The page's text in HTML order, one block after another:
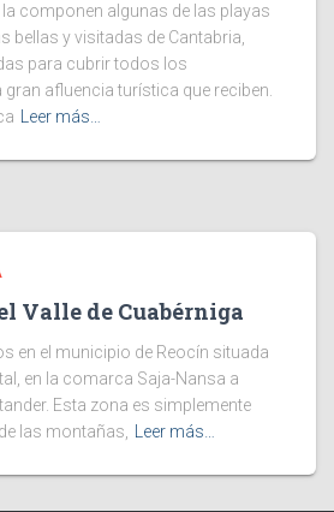
la componen algunas de las playas
bellas y visitadas de Cantabria,
para cubrir todos los
afluencia turística que reciben.
Leer más…
Valle de Cuabérniga
en el municipio de Reocín situada
en la comarca Saja-Nansa a
Esta zona es simplemente
las montañas,
Leer más…